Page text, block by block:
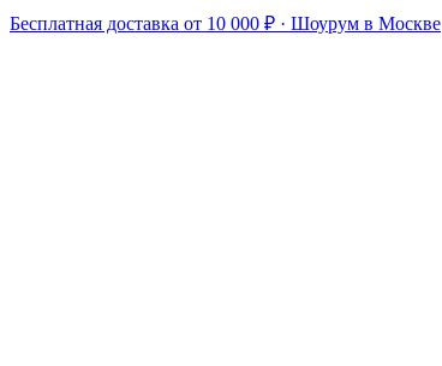
Бесплатная доставка от 10 000 ₽ · Шоурум в Москве